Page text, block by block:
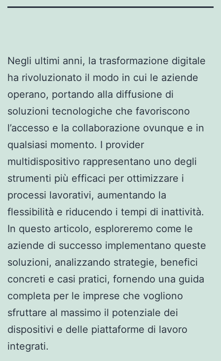
Negli ultimi anni, la trasformazione digitale
ha rivoluzionato il modo in cui le aziende
operano, portando alla diffusione di
soluzioni tecnologiche che favoriscono
l’accesso e la collaborazione ovunque e in
qualsiasi momento. I provider
multidispositivo rappresentano uno degli
strumenti più efficaci per ottimizzare i
processi lavorativi, aumentando la
flessibilità e riducendo i tempi di inattività.
In questo articolo, esploreremo come le
aziende di successo implementano queste
soluzioni, analizzando strategie, benefici
concreti e casi pratici, fornendo una guida
completa per le imprese che vogliono
sfruttare al massimo il potenziale dei
dispositivi e delle piattaforme di lavoro
integrati.